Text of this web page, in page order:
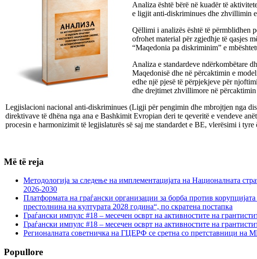
Analiza është bërë në kuadër të
e ligjit anti-diskriminues dhe zhvillimin
Qëllimi i analizës është të përmblidhen
ofrohet material për zgjedhje të qasjes
“Maqedonia pa diskriminim” e
Analiza e standardeve ndërkombëtare
Maqedonisë dhe në përcaktimin e
edhe një pjesë të përpjekjeve për
dhe drejtimet zhvillimore në
Legjislacioni nacional anti-diskriminues (Ligji për pengimin dhe mbrojtjen nga
direktivave të dhëna nga ana e Bashkimit Evropian deri te qeveritë e vendeve
procesin e harmonizimit të legjislaturës së saj me standardet e BE, vlerësimi i
Më të reja
Методологија за следење на имплементацијата на Националната
2026-2030
Платформата на граѓански организации за борба против
престолнина на културата 2028 година“, по скратена постапка
Граѓански импулс #18 – месечен осврт на активностите на
Граѓански импулс #18 – месечен осврт на активностите на
Регионалната советничка на ГЦЕРФ се сретна со претставници на
Popullore